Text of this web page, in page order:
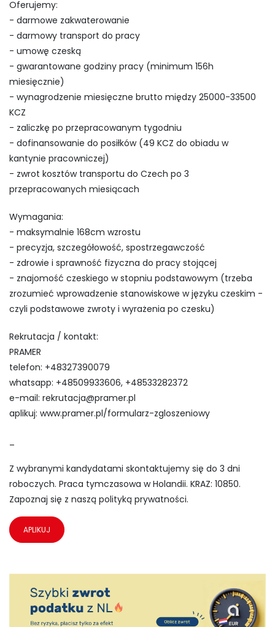
Oferujemy:
- darmowe zakwaterowanie
- darmowy transport do pracy
- umowę czeską
- gwarantowane godziny pracy (minimum 156h
miesięcznie)
- wynagrodzenie miesięczne brutto między 25000-33500
KCZ
- zaliczkę po przepracowanym tygodniu
- dofinansowanie do posiłków (49 KCZ do obiadu w
kantynie pracowniczej)
- zwrot kosztów transportu do Czech po 3
przepracowanych miesiącach
Wymagania:
- maksymalnie 168cm wzrostu
- precyzja, szczegółowość, spostrzegawczość
- zdrowie i sprawność fizyczna do pracy stojącej
- znajomość czeskiego w stopniu podstawowym (trzeba
zrozumieć wprowadzenie stanowiskowe w języku czeskim -
czyli podstawowe zwroty i wyrażenia po czesku)
Rekrutacja / kontakt:
PRAMER
telefon: +48327390079
whatsapp: +48509933606, +48533282372
e-mail: rekrutacja@pramer.pl
aplikuj: www.pramer.pl/formularz-zgloszeniowy
Z wybranymi kandydatami skontaktujemy się do 3 dni
roboczych. Praca tymczasowa w Holandii. KRAZ: 10850.
Zapoznaj się z naszą polityką prywatności.
APLIKUJ